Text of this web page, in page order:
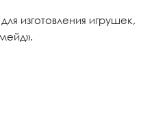
изготовления игрушек,